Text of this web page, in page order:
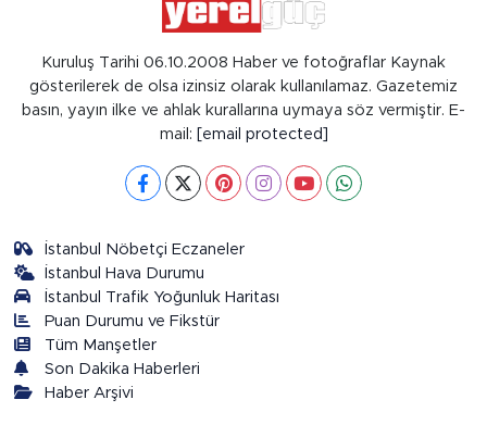
Kuruluş Tarihi 06.10.2008 Haber ve fotoğraflar Kaynak
gösterilerek de olsa izinsiz olarak kullanılamaz. Gazetemiz
basın, yayın ilke ve ahlak kurallarına uymaya söz vermiştir. E-
mail:
[email protected]
İstanbul Nöbetçi Eczaneler
İstanbul Hava Durumu
İstanbul Trafik Yoğunluk Haritası
Puan Durumu ve Fikstür
Tüm Manşetler
Son Dakika Haberleri
Haber Arşivi